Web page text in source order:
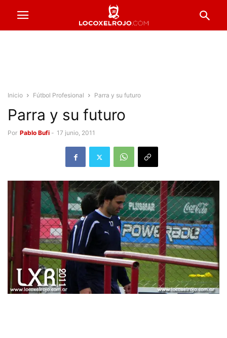
Inicio Fútbol Profesional Parra y su futuro
Parra y su futuro
Por Pablo Bufi - 17 junio, 2011